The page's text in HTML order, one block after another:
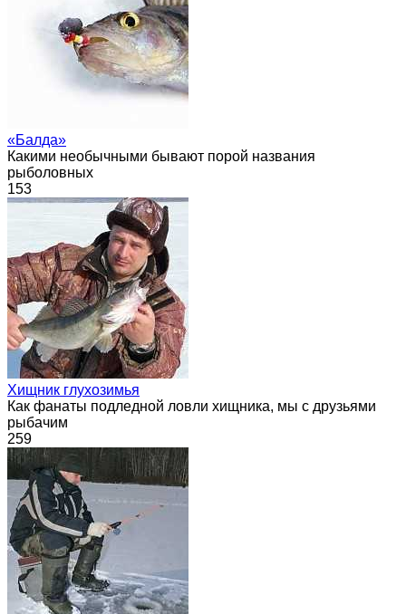
«Балда»
Какими необычными бывают порой названия
рыболовных
153
Хищник глухозимья
Как фанаты подледной ловли хищника, мы с друзьями
рыбачим
259